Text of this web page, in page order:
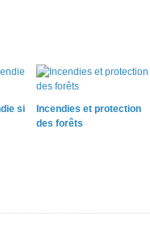
si
Incendies et protection
des forêts